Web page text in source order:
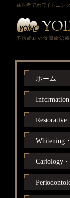
歯医者でホワイトニン
予防歯科や歯周病治
ホーム
Whitening
Cariology